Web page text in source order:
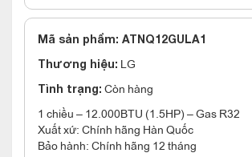
Mã sản phẩm: ATNQ12GULA1
Thương hiệu: LG
Tình trạng: Còn hàng
1 chiều – 12.000BTU (1.5HP) – Gas R32
Xuất xứ: Chính hãng Hàn Quốc
Bảo hành: Chính hãng 12 tháng